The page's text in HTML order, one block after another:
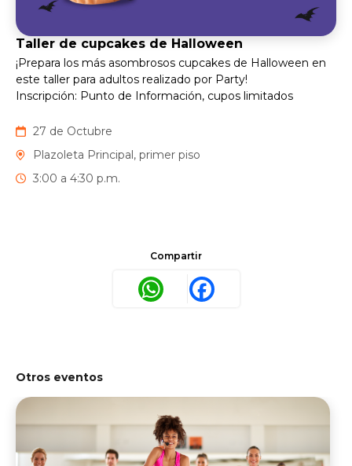
Taller de cupcakes de Halloween
¡Prepara los más asombrosos cupcakes de Halloween en
este taller para adultos realizado por Party!
Inscripción: Punto de Información, cupos limitados
27 de Octubre
Plazoleta Principal, primer piso
3:00 a 4:30 p.m.
Compartir
WhatsAppFacebook
Otros eventos